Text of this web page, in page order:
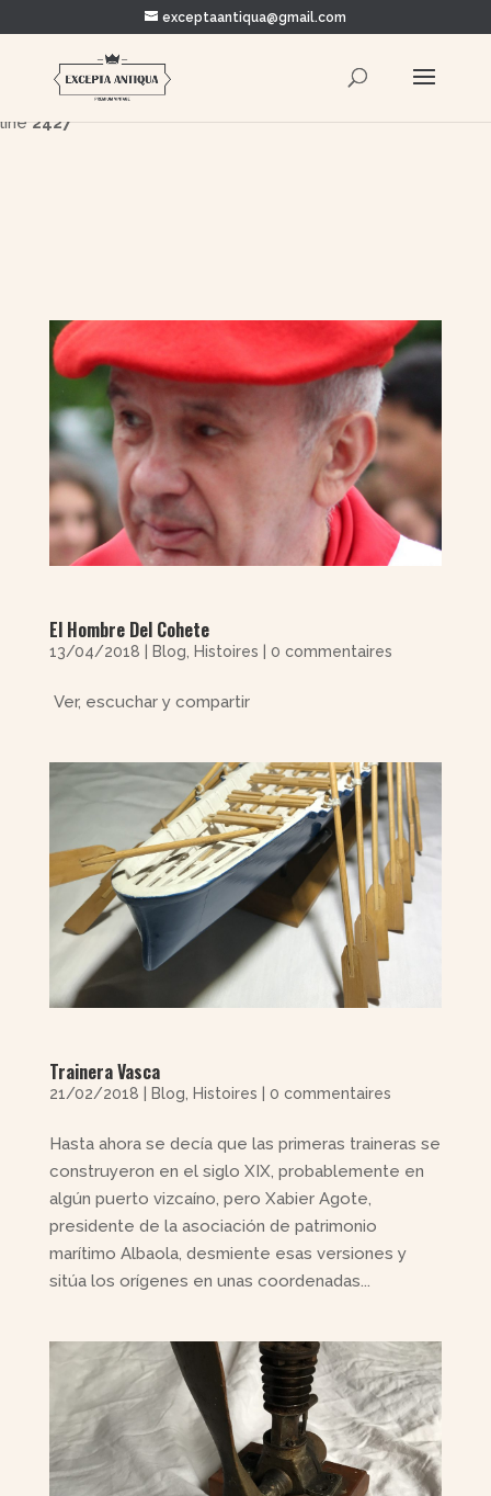
Warning: Trying to access array offset on value of type bool in
/home/clients/
content/themes/Divi/includes/builder/functions.php
line2427
exceptaantiqua@gmail.com
El Hombre Del Cohete
13/04/2018 Blog Histoires 0 commentaires
Ver, escuchar y compartir
Trainera Vasca
21/02/2018 Blog Histoires 0 commentaires
Hasta ahora se decía que las primeras traineras se
construyeron en el siglo XIX, probablemente en
algún puerto vizcaíno, pero Xabier Agote,
presidente de la asociación de patrimonio
marítimo Albaola, desmiente esas versiones y
sitúa los orígenes en unas coordenadas...